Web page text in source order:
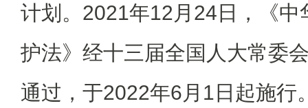
计划。2021年12月24日，《中
护法》经十三届全国人大常委
通过，于2022年6月1日起施行